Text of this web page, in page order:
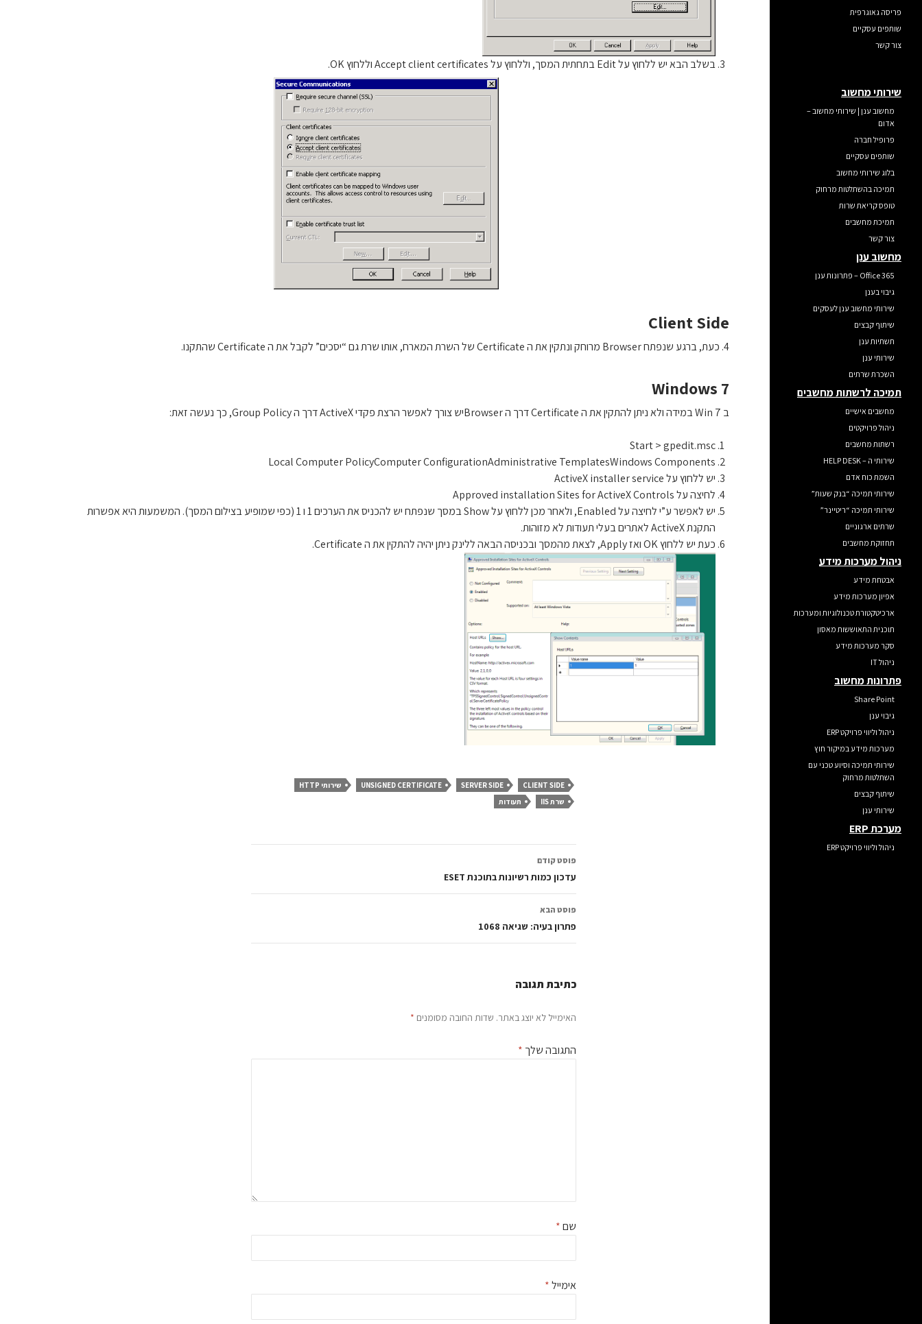
בשלב הבא יש ללחוץ על Edit בתחתית המסך, וללחוץ על Accept client certificates וללחוץ OK.
Client Side
4. כעת, ברגע שנפתח Browser מרוחק ונתקין את ה Certificate של השרת המארח, אותו שרת גם “יסכים” לקבל את ה Certificate שהתקנו.
Windows 7
ב Win 7 במידה ולא ניתן להתקין את ה Certificate דרך ה Browserיש צורך לאפשר הרצת פקדי ActiveX דרך ה Group Policy, כך נעשה זאת:
Start > gpedit.msc
Local Computer PolicyComputer ConfigurationAdministrative TemplatesWindows Components
יש ללחוץ על ActiveX installer service
לחיצה על Approved installation Sites for ActiveX Controls
יש לאפשר ע”י לחיצה על Enabled, ולאחר מכן ללחוץ על Show במסך שנפתח יש להכניס את הערכים 1 ו 1 (כפי שמופיע בצילום המסך). המשמעות היא אפשרות
התקנת ActiveX לאתרים בעלי תעודות לא מזוהות.
כעת יש ללחוץ OK ואז Apply, לצאת מהמסך ובכניסה הבאה ללינק ניתן יהיה להתקין את ה Certificate.
CLIENT SIDE
SERVER SIDE
UNSIGNED CERTIFICATE
שירותי HTTP
שרת IIS
תעודות
ניווט
בפוסטים
פוסט קודם
עדכון כמות רשיונות בתוכנת ESET
פוסט הבא
פתרון בעיה: שגיאה 1068
כתיבת תגובה
האימייל לא יוצג באתר. שדות החובה מסומנים *
התגובה שלך *
שם*
אימייל*
פריסה גאוגרפית
שותפים עסקיים
צור קשר
שירותי מחשוב
מחשוב ענן | שירותי מחשוב –
אדום
פרופיל חברה
שותפים עסקיים
בלוג שירותי מחשוב
תמיכה בהשתלטות מרחוק
טופס קריאת שרות
תמיכת מחשבים
צור קשר
מחשוב ענן
Office 365 – פתרונות ענן
גיבוי בענן
שירותי מחשוב ענן לעסקים
שיתוף קבצים
תשתיות ענן
שירותי ענן
השכרת שרתים
תמיכה לרשתות מחשבים
מחשבים אישיים
ניהול פרויקטים
רשתות מחשבים
שירותי ה – HELP DESK
השמת כוח אדם
שירותי תמיכה “בנק שעות”
שירותי תמיכה “ריטיינר”
שרתים ארגוניים
תחזוקת מחשבים
ניהול מערכות מידע
אבטחת מידע
אפיון מערכות מידע
ארכיטקטורת טכנולוגיות ומערכות
תוכנית התאוששות מאסון
סקר מערכות מידע
ניהול IT
פתרונות מחשוב
Share Point
גיבוי ענן
ניהול וליווי פרויקט ERP
מערכות מידע במיקור חוץ
שירותי תמיכה וסיוע טכני עם
השתלטות מרחוק
שיתוף קבצים
שירותי ענן
מערכת ERP
ניהול וליווי פרויקט ERP